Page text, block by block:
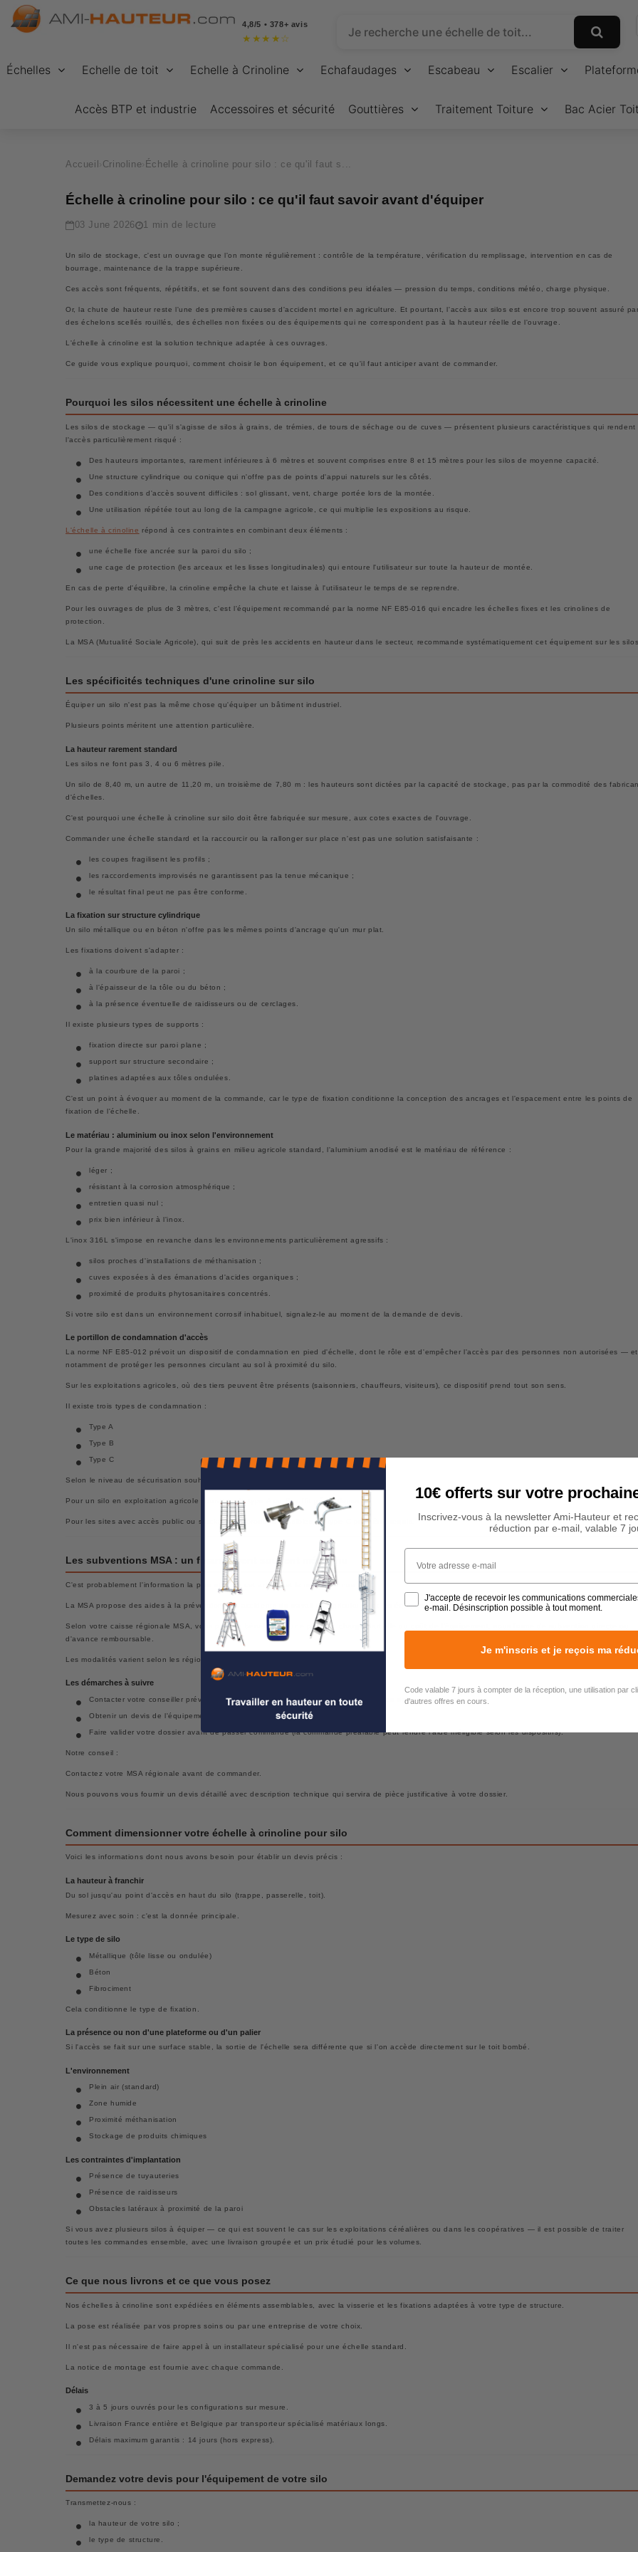
4,8/5 • 378+ avis
★ ★ ★ ★ ☆
Échelles Echelle de toit Echelle à Crinoline Echafaudages Escabeau Escalier
Accès BTP et industrie Accessoires et sécurité Gouttières Traitement Toiture Bac Acier
Accueil Crinoline Échelle à crinoline pour silo : ce qu'il faut s...
Échelle à crinoline pour silo : ce qu'il faut savoir avant d'équiper
03 June 2026 1 min de lecture
Un silo de stockage, c'est un ouvrage que l'on monte régulièrement : contrôle de la température, vérification du remplissage, intervention en cas de
bourrage, maintenance de la trappe supérieure.
Ces accès sont fréquents, répétitifs, et se font souvent dans des conditions peu idéales — pression du temps, conditions météo, charge physique.
Or, la chute de hauteur reste l'une des premières causes d'accident mortel en agriculture. Et pourtant, l'accès aux silos est encore trop souvent assuré par
des échelons scellés rouillés, des échelles non fixées ou des équipements qui ne correspondent pas à la hauteur réelle de l'ouvrage.
L'échelle à crinoline est la solution technique adaptée à ces ouvrages.
Ce guide vous explique pourquoi, comment choisir le bon équipement, et ce qu'il faut anticiper avant de commander.
Pourquoi les silos nécessitent une échelle à crinoline
Les silos de stockage — qu'il s'agisse de silos à grains, de trémies, de tours de séchage ou de cuves — présentent plusieurs caractéristiques qui rendent
l'accès particulièrement risqué :
Des hauteurs importantes, rarement inférieures à 6 mètres et souvent comprises entre 8 et 15 mètres pour les silos de moyenne capacité.
Une structure cylindrique ou conique qui n'offre pas de points d'appui naturels sur les côtés.
Des conditions d'accès souvent difficiles : sol glissant, vent, charge portée lors de la montée.
Une utilisation répétée tout au long de la campagne agricole, ce qui multiplie les expositions au risque.
L'échelle à crinoline répond à ces contraintes en combinant deux éléments :
une échelle fixe ancrée sur la paroi du silo ;
une cage de protection (les arceaux et les lisses longitudinales) qui entoure l'utilisateur sur toute la hauteur de montée.
En cas de perte d'équilibre, la crinoline empêche la chute et laisse à l'utilisateur le temps de se reprendre.
Pour les ouvrages de plus de 3 mètres, c'est l'équipement recommandé par la norme NF E85-016 qui encadre les échelles fixes et les crinolines de
protection.
La MSA (Mutualité Sociale Agricole), qui suit de près les accidents en hauteur dans le secteur, recommande systématiquement cet équipement sur les silos.
Les spécificités techniques d'une crinoline sur silo
Équiper un silo n'est pas la même chose qu'équiper un bâtiment industriel.
Plusieurs points méritent une attention particulière.
La hauteur rarement standard
Les silos ne font pas 3, 4 ou 6 mètres pile.
Un silo de 8,40 m, un autre de 11,20 m, un troisième de 7,80 m : les hauteurs sont dictées par la capacité de stockage, pas par la commodité des
d'échelles.
C'est pourquoi une échelle à crinoline sur silo doit être fabriquée sur mesure, aux cotes exactes de l'ouvrage.
Commander une échelle standard et la raccourcir ou la rallonger sur place n'est pas une solution satisfaisante :
les coupes fragilisent les profils ;
les raccordements improvisés ne garantissent pas la tenue mécanique ;
le résultat final peut ne pas être conforme.
La fixation sur structure cylindrique
Un silo métallique ou en béton n'offre pas les mêmes points d'ancrage qu'un mur plat.
Les fixations doivent s'adapter :
à la courbure de la paroi ;
à l'épaisseur de la tôle ou du béton ;
à la présence éventuelle de raidisseurs ou de cerclages.
Il existe plusieurs types de supports :
fixation directe sur paroi plane ;
support sur structure secondaire ;
platines adaptées aux tôles ondulées.
C'est un point à évoquer au moment de la commande, car le type de fixation conditionne la conception des ancrages et l'espacement entre les points de
fixation de l'échelle.
Le matériau : aluminium ou inox selon l'environnement
Pour la grande majorité des silos à grains en milieu agricole standard, l'aluminium anodisé est le matériau de référence :
léger ;
résistant à la corrosion atmosphérique ;
entretien quasi nul ;
prix bien inférieur à l'inox.
L'inox 316L s'impose en revanche dans les environnements particulièrement agressifs :
silos proches d'installations de méthanisation ;
cuves exposées à des émanations d'acides organiques ;
proximité de produits phytosanitaires concentrés.
Si votre silo est dans un environnement corrosif inhabituel, signalez-le au moment de la demande de devis.
Le portillon de condamnation d'accès
La norme NF E85-012 prévoit un dispositif de condamnation en pied d'échelle, dont le rôle est d'empêcher l'accès par des personnes non autorisées — et
notamment de protéger les personnes circulant au sol à proximité du silo.
Sur les exploitations agricoles, où des tiers peuvent être présents (saisonniers, chauffeurs, visiteurs), ce dispositif prend tout son sens.
Il existe trois types de condamnation :
Type A
Type B
Type C
Selon le niveau de sécurisation souhaité.
Pour un silo en exploitation agricole courante, le type A ou B suffit généralement.
Pour les sites avec accès public ou stockage de produits sensibles, le type C peut être requis.
Les subventions MSA : un financement souvent méconnu
C'est probablement l'information la plus utile de cet article, et la moins connue :
La MSA propose des aides à la prévention des accidents du travail en agriculture, et les équipements de sécurité en hauteur sont éligibles.
Selon votre caisse régionale MSA, vous pouvez bénéficier d'une prise en charge partielle du coût de l'équipement, sous forme de subvention directe ou
d'avance remboursable.
Les modalités varient selon les régions et les enveloppes disponibles chaque année.
Les démarches à suivre
Contacter votre conseiller prévention MSA pour identifier les dispositifs disponibles dans votre région.
Obtenir un devis de l'équipement avant de déposer la demande d'aide.
Faire valider votre dossier avant de passer commande (la commande préalable peut rendre l'aide inéligible selon les dispositifs).
Notre conseil :
Contactez votre MSA régionale avant de commander.
Nous pouvons vous fournir un devis détaillé avec description technique qui servira de pièce justificative à votre dossier.
Comment dimensionner votre échelle à crinoline pour silo
Voici les informations dont nous avons besoin pour établir un devis précis :
La hauteur à franchir
Du sol jusqu'au point d'accès en haut du silo (trappe, passerelle, toit).
Mesurez avec soin : c'est la donnée principale.
Le type de silo
Métallique (tôle lisse ou ondulée)
Béton
Fibrociment
Cela conditionne le type de fixation.
La présence ou non d'une plateforme ou d'un palier
Si l'accès se fait sur une surface stable, la sortie de l'échelle sera différente que si l'on accède directement sur le toit bombé.
L'environnement
Plein air (standard)
Zone humide
Proximité méthanisation
Stockage de produits chimiques
Les contraintes d'implantation
Présence de tuyauteries
Présence de raidisseurs
Obstacles latéraux à proximité de la paroi
Si vous avez plusieurs silos à équiper — ce qui est souvent le cas sur les exploitations céréalières ou dans les coopératives — il est possible de traiter
toutes les commandes ensemble, avec une livraison groupée et un prix étudié pour les volumes.
Ce que nous livrons et ce que vous posez
Nos échelles à crinoline sont expédiées en éléments assemblables, avec la visserie et les fixations adaptées à votre type de structure.
La pose est réalisée par vos propres soins ou par une entreprise de votre choix.
Il n'est pas nécessaire de faire appel à un installateur spécialisé pour une échelle standard.
La notice de montage est fournie avec chaque commande.
Délais
3 à 5 jours ouvrés pour les configurations sur mesure.
Livraison France entière et Belgique par transporteur spécialisé matériaux longs.
Délais maximum garantis : 14 jours (hors express).
Demandez votre devis pour l'équipement de votre silo
Transmettez-nous :
la hauteur de votre silo ;
le type de structure.
10€ offerts sur votre
Inscrivez-vous à la newsletter Ami-Hauteur et
réduction par e-mail, valable 7
Votre adresse e-mail
J'accepte de recevoir les communications
e-mail. Désinscription possible à tout moment.
Je m'inscris et je reçois ma
Code valable 7 jours à compter de la réception, une utilisation par
d'autres offres en cours.